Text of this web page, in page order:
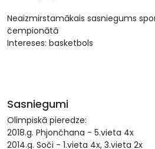
Neaizmirstamākais sasniegums
čempionātā
Intereses: basketbols
Sasniegumi
Olimpiskā pieredze:
2018.g. Phjončhana - 5.vieta 4x
2014.g. Soči - 1.vieta 4x, 3.vieta 2x